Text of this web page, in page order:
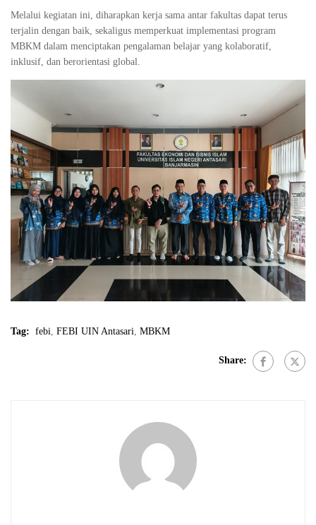
Melalui kegiatan ini, diharapkan kerja sama antar fakultas dapat terus
terjalin dengan baik, sekaligus memperkuat implementasi program
MBKM dalam menciptakan pengalaman belajar yang kolaboratif,
inklusif, dan berorientasi global.
Tag: febi FEBI UIN Antasari MBKM
Share: